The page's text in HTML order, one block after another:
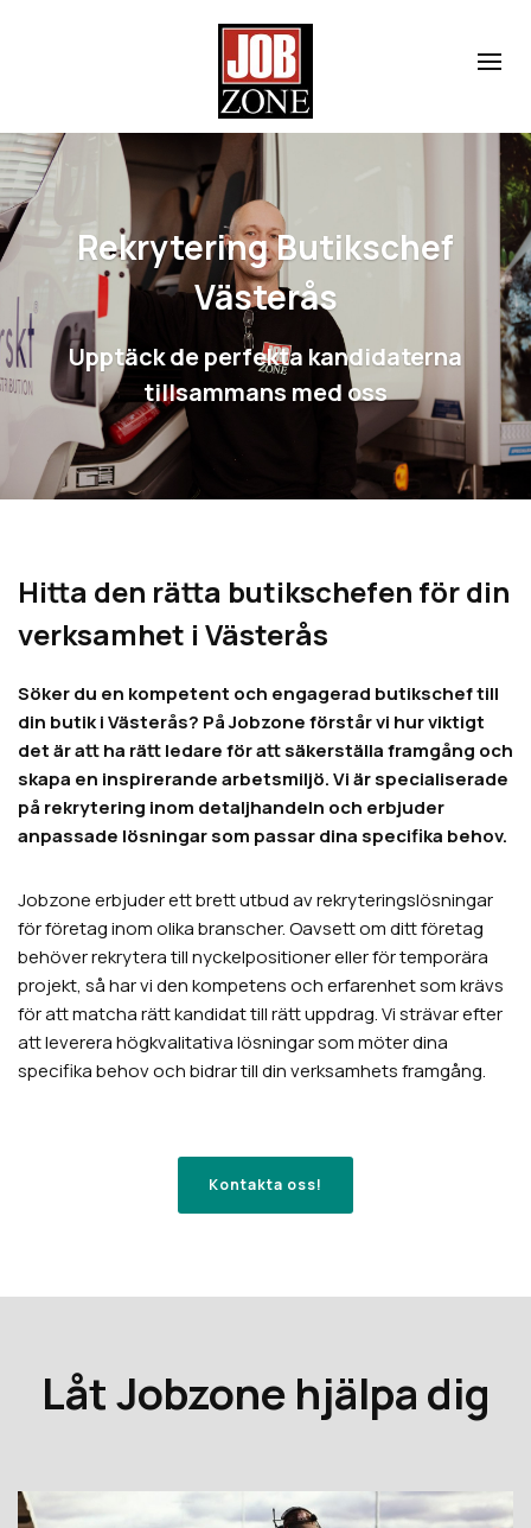
Rekrytering Butikschef
Västerås
Upptäck de perfekta kandidaterna
tillsammans med oss
Hitta den rätta butikschefen för din
verksamhet i Västerås
Söker du en kompetent och engagerad butikschef till
din butik i Västerås? På Jobzone förstår vi hur viktigt
det är att ha rätt ledare för att säkerställa framgång och
skapa en inspirerande arbetsmiljö. Vi är specialiserade
på rekrytering inom detaljhandeln och erbjuder
anpassade lösningar som passar dina specifika behov.
Jobzone erbjuder ett brett utbud av rekryteringslösningar
för företag inom olika branscher. Oavsett om ditt företag
behöver rekrytera till nyckelpositioner eller för temporära
projekt, så har vi den kompetens och erfarenhet som krävs
för att matcha rätt kandidat till rätt uppdrag. Vi strävar efter
att leverera högkvalitativa lösningar som möter dina
specifika behov och bidrar till din verksamhets framgång.
Kontakta oss!
Låt Jobzone hjälpa dig